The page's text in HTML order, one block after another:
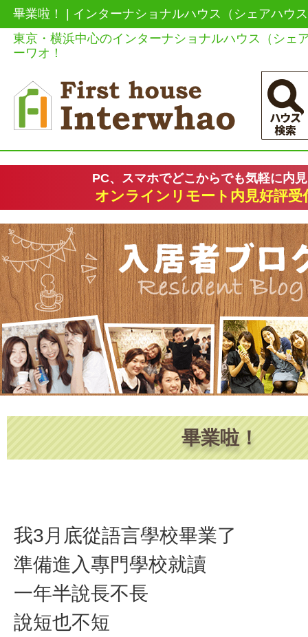
畢業啦！ | インターナショナルハウス（シェアハウ
東京・横浜中心のインターナショナルハウス（シェ
ーワオ！
PC、スマホでどこからでも気軽に内
オンラインリモート内見好評受
畢業啦！
我3月底從語言學校畢業了
準備進入專門學校就讀
一年半說長不長
說短也不短